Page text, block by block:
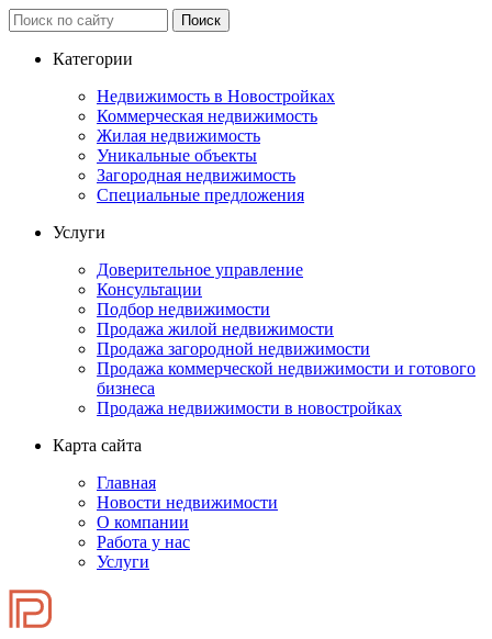
Категории
Недвижимость в Новостройках
Коммерческая недвижимость
Жилая недвижимость
Уникальные объекты
Загородная недвижимость
Специальные предложения
Услуги
Доверительное управление
Консультации
Подбор недвижимости
Продажа жилой недвижимости
Продажа загородной недвижимости
Продажа коммерческой недвижимости и готового
бизнеса
Продажа недвижимости в новостройках
Карта сайта
Главная
Новости недвижимости
О компании
Работа у нас
Услуги